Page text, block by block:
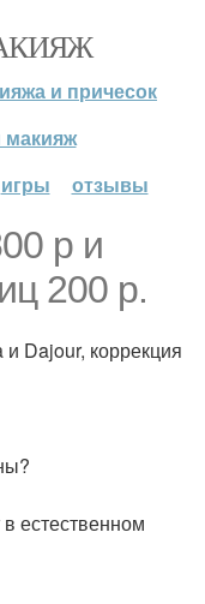
и причесок
макияж
игры отзывы
р и
200 р.
Dajour, коррекция
естественном